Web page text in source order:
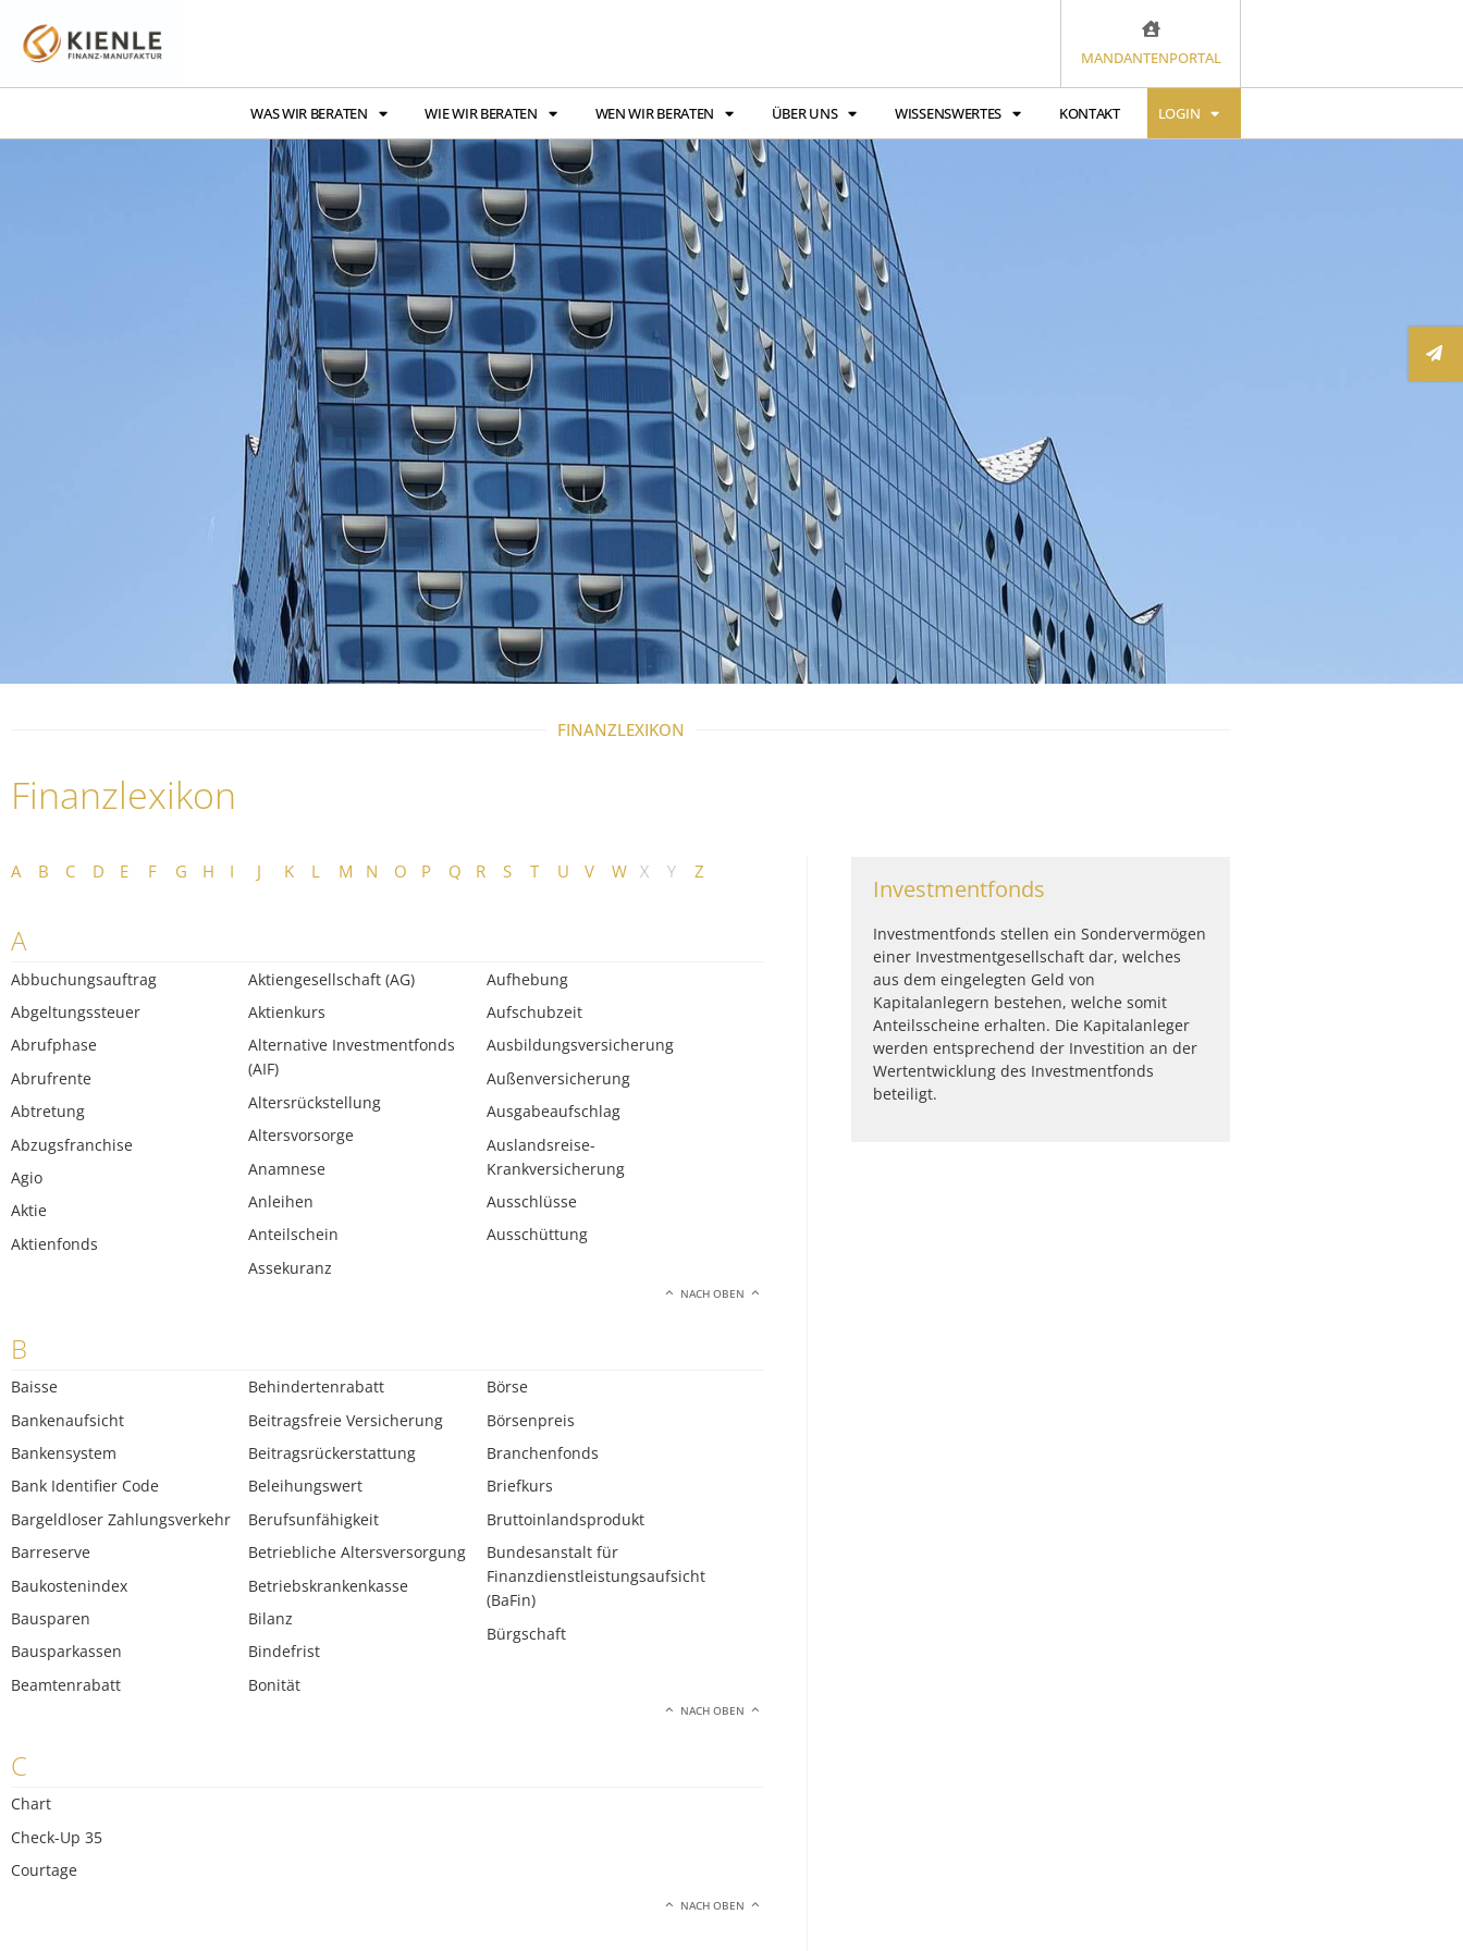
MANDANTENPORTAL
WAS WIR BERATEN WIE WIR BERATEN WEN WIR BERATEN ÜBER UNS WISSENSWERTES KONTAKT LOGIN
FINANZLEXIKON
Finanzlexikon
A B C D E F G H I J K L M N O P Q R S T U V W X Y Z
A
Abbuchungsauftrag
Abgeltungssteuer
Abrufphase
Abrufrente
Abtretung
Abzugsfranchise
Agio
Aktie
Aktienfonds
Aktiengesellschaft (AG)
Aktienkurs
Alternative Investmentfonds
(AIF)
Altersrückstellung
Altersvorsorge
Anamnese
Anleihen
Anteilschein
Assekuranz
Aufhebung
Aufschubzeit
Ausbildungsversicherung
Außenversicherung
Ausgabeaufschlag
Auslandsreise-
Krankversicherung
Ausschlüsse
Ausschüttung
NACH OBEN
B
Baisse
Bankenaufsicht
Bankensystem
Bank Identifier Code
Bargeldloser Zahlungsverkehr
Barreserve
Baukostenindex
Bausparen
Bausparkassen
Beamtenrabatt
Behindertenrabatt
Beitragsfreie Versicherung
Beitragsrückerstattung
Beleihungswert
Berufsunfähigkeit
Betriebliche Altersversorgung
Betriebskrankenkasse
Bilanz
Bindefrist
Bonität
Börse
Börsenpreis
Branchenfonds
Briefkurs
Bruttoinlandsprodukt
Bundesanstalt für
Finanzdienstleistungsaufsicht
(BaFin)
Bürgschaft
NACH OBEN
C
Chart
Check-Up 35
Courtage
NACH OBEN
Investmentfonds
Investmentfonds stellen ein Sondervermögen
einer Investmentgesellschaft dar, welches
aus dem eingelegten Geld von
Kapitalanlegern bestehen, welche somit
Anteilsscheine erhalten. Die Kapitalanleger
werden entsprechend der Investition an der
Wertentwicklung des Investmentfonds
beteiligt.